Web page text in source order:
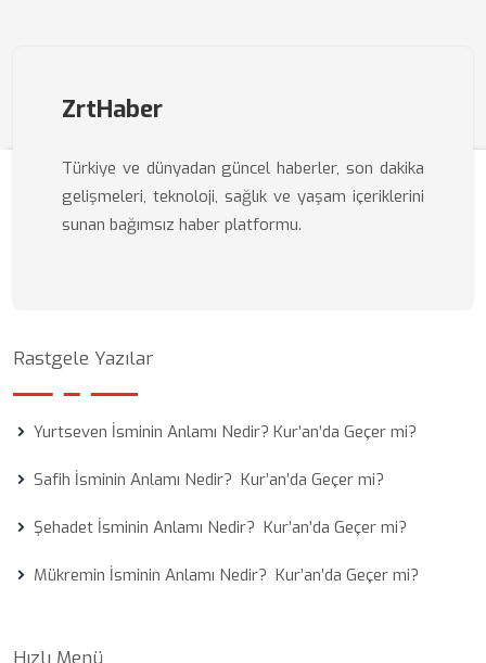
ZrtHaber
Türkiye ve dünyadan güncel haberler, son dakika
gelişmeleri, teknoloji, sağlık ve yaşam içeriklerini
sunan bağımsız haber platformu.
Rastgele Yazılar
Yurtseven İsminin Anlamı Nedir? Kur’an’da Geçer mi?
Safih İsminin Anlamı Nedir? Kur’an’da Geçer mi?
Şehadet İsminin Anlamı Nedir? Kur’an’da Geçer mi?
Mükremin İsminin Anlamı Nedir? Kur’an’da Geçer mi?